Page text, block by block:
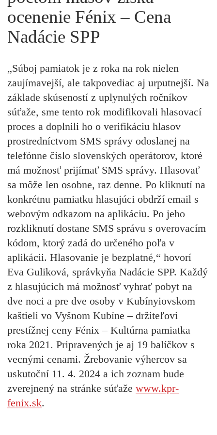
ocenenie Fénix – Cena
Nadácie SPP
„Súboj pamiatok je z roka na rok nielen
zaujímavejší, ale takpovediac aj urputnejší. Na
základe skúseností z uplynulých ročníkov
súťaže, sme tento rok modifikovali hlasovací
proces a doplnili ho o verifikáciu hlasov
prostredníctvom SMS správy odoslanej na
telefónne číslo slovenských operátorov, ktoré
má možnosť prijímať SMS správy. Hlasovať
sa môže len osobne, raz denne. Po kliknutí na
konkrétnu pamiatku hlasujúci obdrží email s
webovým odkazom na aplikáciu. Po jeho
rozkliknutí dostane SMS správu s overovacím
kódom, ktorý zadá do určeného poľa v
aplikácii. Hlasovanie je bezplatné,“ hovorí
Eva Guliková, správkyňa Nadácie SPP. Každý
z hlasujúcich má možnosť vyhrať pobyt na
dve noci a pre dve osoby v Kubínyiovskom
kaštieli vo Vyšnom Kubíne – držiteľovi
prestížnej ceny Fénix – Kultúrna pamiatka
roka 2021. Pripravených je aj 19 balíčkov s
vecnými cenami. Žrebovanie výhercov sa
uskutoční 11. 4. 2024 a ich zoznam bude
zverejnený na stránke súťaže www.kpr-
fenix.sk.